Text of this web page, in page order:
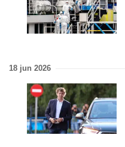
18 jun 2026